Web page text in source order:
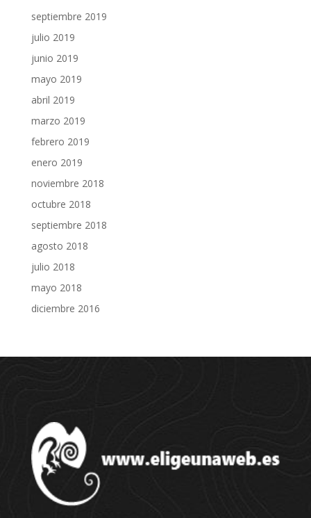
septiembre 2019
julio 2019
junio 2019
mayo 2019
abril 2019
marzo 2019
febrero 2019
enero 2019
noviembre 2018
octubre 2018
septiembre 2018
agosto 2018
julio 2018
mayo 2018
diciembre 2016